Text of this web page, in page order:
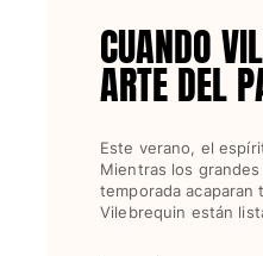
Una pieza
Tops
Partes de abajo
Ver todo Trajes de baño
Pret-a-porter
CUANDO
ARTE DEL
Este verano, el
Mientras los
temporada acaparan
Vilebrequin están